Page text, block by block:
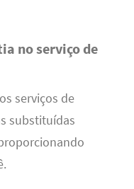
no serviço de
serviços de
substituídas